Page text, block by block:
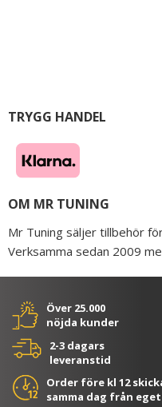
TRYGG HANDEL
OM MR TUNING
Mr Tuning säljer tillbehör
Verksamma sedan 2009
Över 25.000
nöjda kunder
2-3 dagars
leveranstid
Order före kl 12
samma dag från